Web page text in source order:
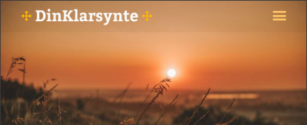
FORSIDE
ASTROLOGI